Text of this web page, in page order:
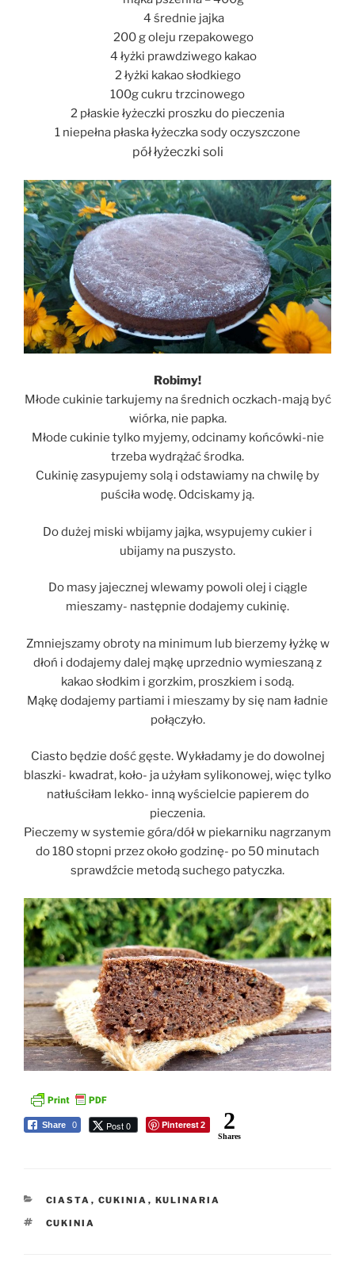
4 średnie jajka
200 g oleju rzepakowego
4 łyżki prawdziwego kakao
2 łyżki kakao słodkiego
100g cukru trzcinowego
2 płaskie łyżeczki proszku do pieczenia
1 niepełna płaska łyżeczka sody oczyszczone
pół łyżeczki soli
Robimy!
Młode cukinie tarkujemy na średnich oczkach-mają być
wiórka, nie papka.
Młode cukinie tylko myjemy, odcinamy końcówki-nie
trzeba wydrążać środka.
Cukinię zasypujemy solą i odstawiamy na chwilę by
puściła wodę. Odciskamy ją.
Do dużej miski wbijamy jajka, wsypujemy cukier i
ubijamy na puszysto.
Do masy jajecznej wlewamy powoli olej i ciągle
mieszamy- następnie dodajemy cukinię.
Zmniejszamy obroty na minimum lub bierzemy łyżkę w
dłoń i dodajemy dalej mąkę uprzednio wymieszaną z
kakao słodkim i gorzkim, proszkiem i sodą.
Mąkę dodajemy partiami i mieszamy by się nam ładnie
połączyło.
Ciasto będzie dość gęste. Wykładamy je do dowolnej
blaszki- kwadrat, koło- ja użyłam sylikonowej, więc tylko
natłuściłam lekko- inną wyścielcie papierem do
pieczenia.
Pieczemy w systemie góra/dół w piekarniku nagrzanym
do 180 stopni przez około godzinę- po 50 minutach
sprawdźcie metodą suchego patyczka.
Share 0 Post 0 Pinterest2 2
Shares
KATEGORIE
CIASTA , CUKINIA , KULINARIA
TAGI
CUKINIA